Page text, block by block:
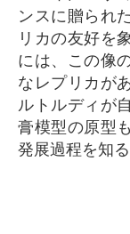
ンスに贈られ
リカの友好を
には、この像
なレプリカが
ルトルディが
膏模型の原型
発展過程を知